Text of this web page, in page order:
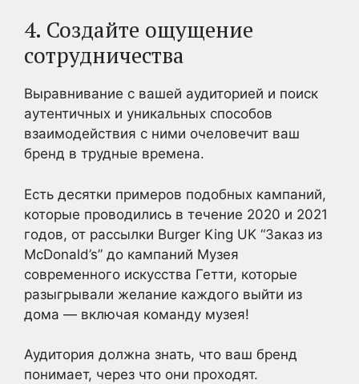
4. Создайте ощущение
сотрудничества
Выравнивание с вашей аудиторией и поиск
аутентичных и уникальных способов
взаимодействия с ними очеловечит ваш
бренд в трудные времена.
Есть десятки примеров подобных кампаний,
которые проводились в течение 2020 и 2021
годов, от рассылки Burger King UK “Заказ из
McDonald’s” до кампаний Музея
современного искусства Гетти, которые
разыгрывали желание каждого выйти из
дома — включая команду музея!
Аудитория должна знать, что ваш бренд
понимает, через что они проходят.